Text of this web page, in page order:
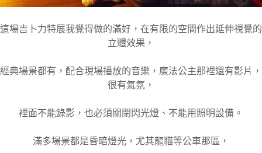
這場吉卜力特展我覺得做的滿好，在有限的空間作出延伸視覺的
立體效果，
經典場景都有，配合現場播放的音樂，魔法公主那裡還有影片，
很有氣氛，
裡面不能錄影，也必須關閉閃光燈、不能用照明設備。
滿多場景都是昏暗燈光，尤其龍貓等公車那區，